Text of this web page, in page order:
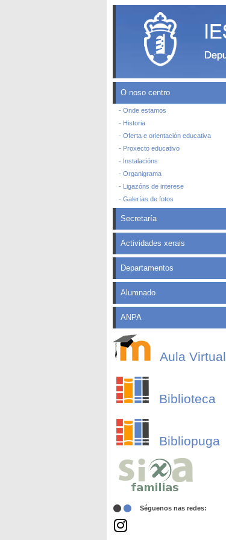
O noso centro
- Onde estamos
- Historia
- Oferta e orientación educativa
- Proxecto educativo
- Instalacións
- Organigrama
- Ligazóns de interese
- Galerías de fotos
Secretaría
Actividades xerais
Departamentos
Alumnado
ANPA
Aula Virtual
Biblioteca
Bibliopuga
Séguenos nas redes: